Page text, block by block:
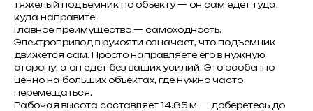
тяжелый подъемник по объекту — он сам едет туда,
куда направите!
Главное преимущество — самоходность.
Электропривод в рукояти означает, что подъемник
движется сам. Просто направляете его в нужную
сторону, а он едет без ваших усилий. Это особенно
ценно на больших объектах, где нужно часто
перемещаться.
Рабочая высота составляет 14.85 м — доберетесь до